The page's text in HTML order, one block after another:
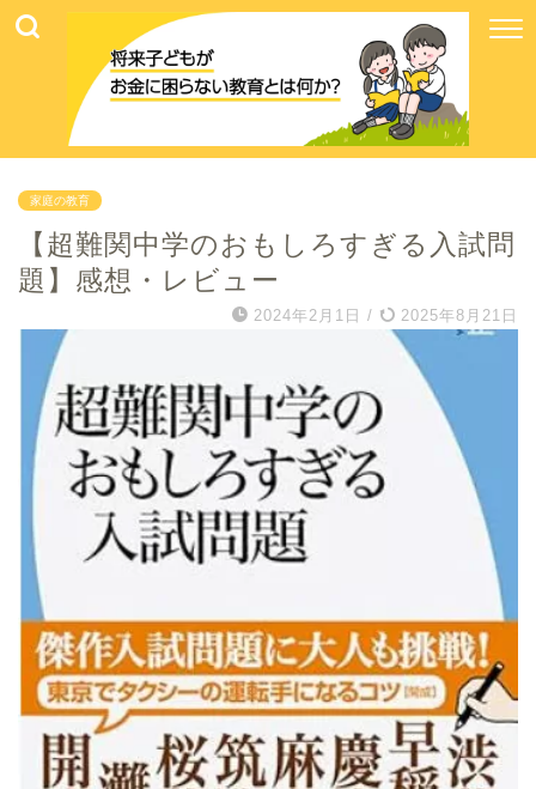
家庭の教育
【超難関中学のおもしろすぎる入試問
題】感想・レビュー
2024年2月1日 / 2025年8月21日